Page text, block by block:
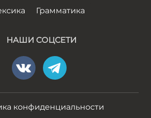
Грамматика
НАШИ СОЦСЕТИ
конфиденциальности